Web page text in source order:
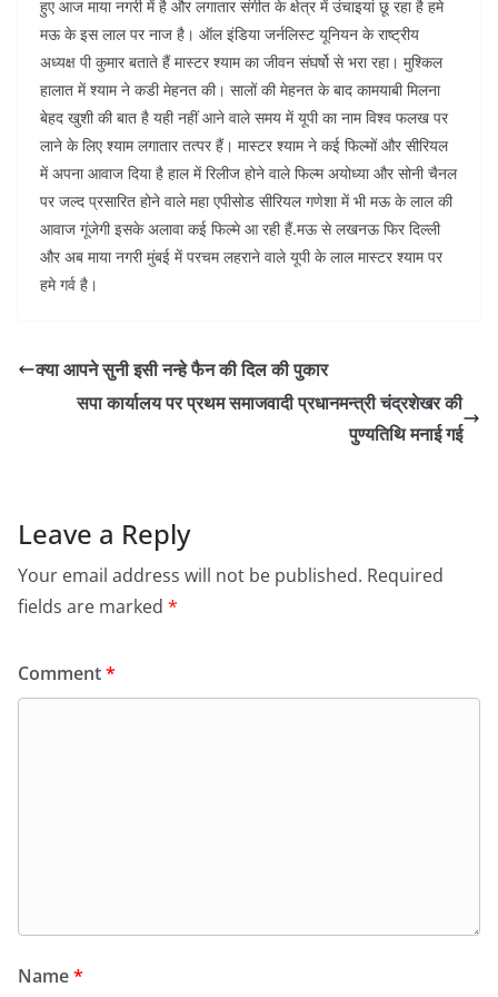
हुए आज माया नगरी में है और लगातार संगीत के क्षेत्र में उंचाइयां छू रहा है हमे
मऊ के इस लाल पर नाज है। ऑल इंडिया जर्नलिस्ट यूनियन के राष्ट्रीय
अध्यक्ष पी कुमार बताते हैं मास्टर श्याम का जीवन संघर्षो से भरा रहा। मुश्किल
हालात में श्याम ने कडी मेहनत की। सालों की मेहनत के बाद कामयाबी मिलना
बेहद खुशी की बात है यही नहीं आने वाले समय में यूपी का नाम विश्व फलख पर
लाने के लिए श्याम लगातार तत्पर हैं। मास्टर श्याम ने कई फिल्मों और सीरियल
में अपना आवाज दिया है हाल में रिलीज होने वाले फिल्म अयोध्या और सोनी चैनल
पर जल्द प्रसारित होने वाले महा एपीसोड सीरियल गणेशा में भी मऊ के लाल की
आवाज गूंजेगी इसके अलावा कई फिल्मे आ रही हैं.मऊ से लखनऊ फिर दिल्ली
और अब माया नगरी मुंबई में परचम लहराने वाले यूपी के लाल मास्टर श्याम पर
हमे गर्व है।
क्या आपने सुनी इसी नन्हे फैन की दिल की पुकार
सपा कार्यालय पर प्रथम समाजवादी प्रधानमन्त्री चंद्रशेखर की
पुण्यतिथि मनाई गई
Leave a Reply
Your email address will not be published. Required
fields are marked *
Comment*
Name*